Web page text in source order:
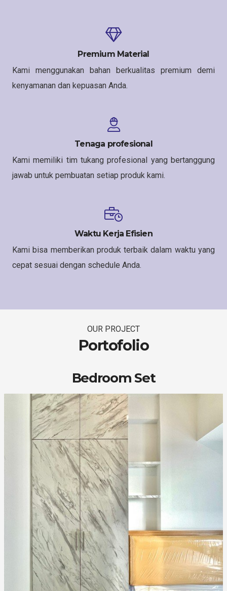
Premium Material
Kami menggunakan bahan berkualitas premium demi
kenyamanan dan kepuasan Anda.
Tenaga profesional
Kami memiliki tim tukang profesional yang bertanggung
jawab untuk pembuatan setiap produk kami.
Waktu Kerja Efisien
Kami bisa memberikan produk terbaik dalam waktu yang
cepat sesuai dengan schedule Anda.
OUR PROJECT
Portofolio
Bedroom Set